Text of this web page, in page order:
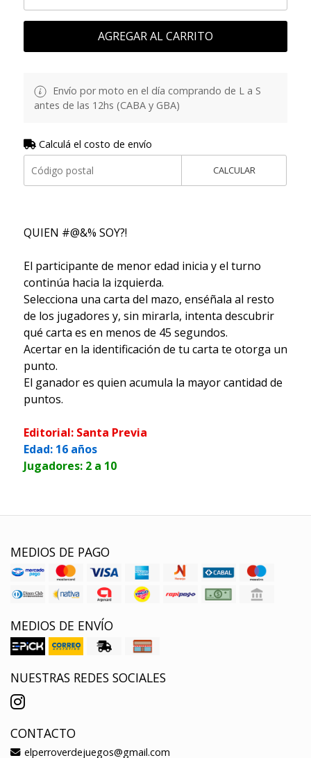
AGREGAR AL CARRITO
Envío por moto en el día comprando de L a S
antes de las 12hs (CABA y GBA)
Calculá el costo de envío
CALCULAR
QUIEN #@&% SOY?!
El participante de menor edad inicia y el turno
continúa hacia la izquierda.
Selecciona una carta del mazo, enséñala al resto
de los jugadores y, sin mirarla, intenta descubrir
qué carta es en menos de 45 segundos.
Acertar en la identificación de tu carta te otorga un
punto.
El ganador es quien acumula la mayor cantidad de
puntos.
Editorial: Santa Previa
Edad: 16 años
Jugadores: 2 a 10
MEDIOS DE PAGO
MEDIOS DE ENVÍO
NUESTRAS REDES SOCIALES
CONTACTO
elperroverdejuegos@gmail.com